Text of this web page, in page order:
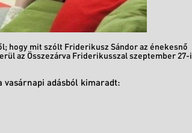
hogy mit szólt Friderikusz Sándor az énekesnő
az Összezárva Friderikusszal szeptember 27-i
vasárnapi adásból kimaradt: